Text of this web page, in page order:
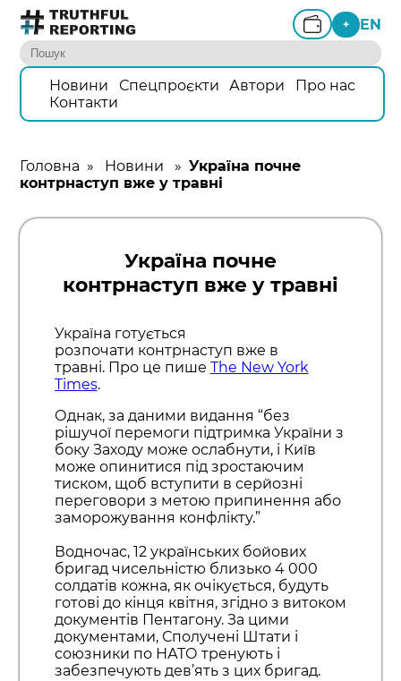
+ EN
Новини Спецпроєкти Автори
Про нас
Контакти
Головна » Новини »Україна почне
контрнаступ вже у травні
Україна почне
контрнаступ вже у травні
Україна готується
розпочати контрнаступ вже в
травні. Про це пише The New York
Times.
Однак, за даними видання “без
рішучої перемоги підтримка України з
боку Заходу може ослабнути, і Київ
може опинитися під зростаючим
тиском, щоб вступити в серйозні
переговори з метою припинення або
заморожування конфлікту.”
Водночас, 12 українських бойових
бригад чисельністю близько 4 000
солдатів кожна, як очікується, будуть
готові до кінця квітня, згідно з витоком
документів Пентагону. За цими
документами, Сполучені Штати і
союзники по НАТО тренують і
забезпечують дев’ять з цих бригад.